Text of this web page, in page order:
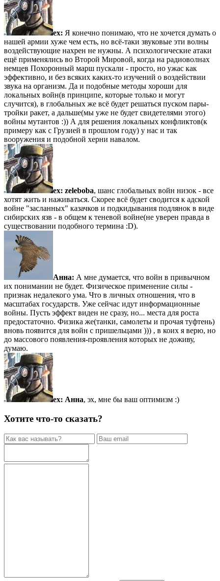
ex: Я конечно понимаю, что не хочется думать о
нашей армии хуже чем есть, но всё-таки звуковые эти волны
воздействующие нахрен не нужны. А психологические атаки
ещё применялись во Второй Мировой, когда на радиоволнах
немцев Похоронный марш пускали - просто, но ужас как
эффективно, и без всяких каких-то изучений о воздействии
звука на организм. Да и подобные методы хороши для
локальных войн(в принципе, которые только и могут
случится), в глобальных же всё будет решаться пуском пары-
тройки ракет, а дальше(мы уже не будет свидетелями этого)
войны мутантов :)) А для решения локальных конфликтов(к
примеру как с Грузией в прошлом году) у нас и так
вооружения и подобной херни навалом.
ex: zeleboba, шанс глобальных войн низок - все
хотят жить и наживаться. Скорее всё будет сводится к адской
войне "засланных" казачков и подкидывания подлянок в виде
сибирских язв - в общем к теневой войне(не уверен правда в
существовании подобного термина :D).
Анна: А мне думается, что войн в привычном
их понимании не будет. Физическое применение силы -
признак недалекого ума. Что в личных отношения, что в
масштабах государств. Уже сейчас идут информационные
войны. Пусть эффект виден не сразу, но... места для роста
предостаточно. Физика же(танки, самолеты и прочая туфтень)
вновь появится для войн с пришельцами ))) , в коих я верю, но
до массового появления-проявления которых не доживу,
думаю.
ex: Анна, эх, мне бы ваш оптимизм :)
Хотите что-то сказать?